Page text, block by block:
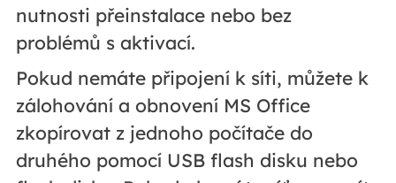
nutnosti přeinstalace nebo bez
problémů s aktivací.
Pokud nemáte připojení k síti, můžete k
zálohování a obnovení MS Office
zkopírovat z jednoho počítače do
druhého pomocí USB flash disku nebo